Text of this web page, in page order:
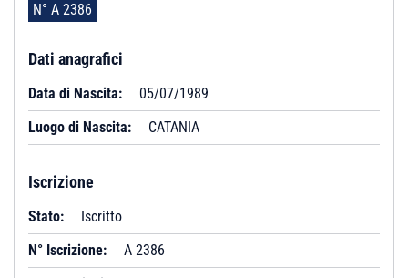
N° A 2386
Dati anagrafici
Data di Nascita:
05/07/1989
Luogo di Nascita:
CATANIA
Iscrizione
Stato:
Iscritto
N° Iscrizione:
A 2386